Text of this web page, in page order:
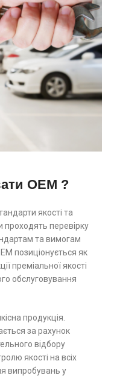
OEM ?
якості та
проходять перевірку
та вимогам
позиціонується як
преміальної якості
обслуговування
продукція.
за рахунок
відбору
якості на всіх
випробувань у